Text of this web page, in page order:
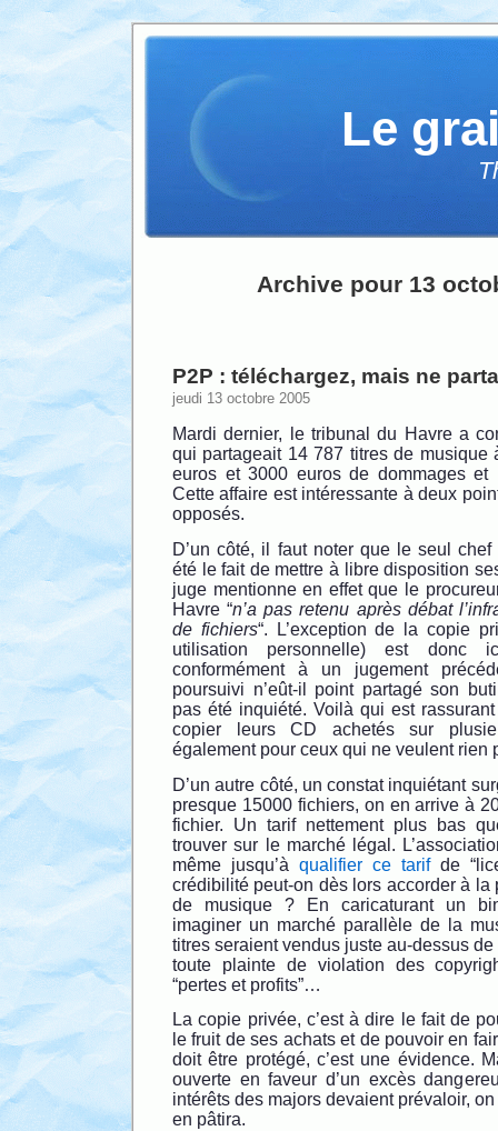
Le
Archive pour 13
P2P : téléchargez, mais ne
jeudi 13 octobre 2005
Mardi dernier, le tribunal du Havre a
qui partageait 14 787 titres de musique
euros et 3000 euros de dommages et
Cette affaire est intéressante à deux
opposés.
D’un côté, il faut noter que le seul chef
été le fait de mettre à libre disposition
juge mentionne en effet que le
Havre “n’a pas retenu après débat
de fichiers“. L’exception de la copie
utilisation personnelle) est donc
conformément à un jugement
poursuivi n’eût-il point partagé son
pas été inquiété. Voilà qui est
copier leurs CD achetés sur
également pour ceux qui ne veulent rien
D’un autre côté, un constat inquiétant
presque 15000 fichiers, on en arrive à
fichier. Un tarif nettement plus bas
trouver sur le marché légal.
même jusqu’à qualifier ce tarifde
crédibilité peut-on dès lors accorder à la
de musique ? En caricaturant un
imaginer un marché parallèle de la
titres seraient vendus juste au-dessus
toute plainte de violation des
“pertes et profits”…
La copie privée, c’est à dire le fait de
le fruit de ses achats et de pouvoir en
doit être protégé, c’est une évidence.
ouverte en faveur d’un excès
intérêts des majors devaient prévaloir,
en pâtira.